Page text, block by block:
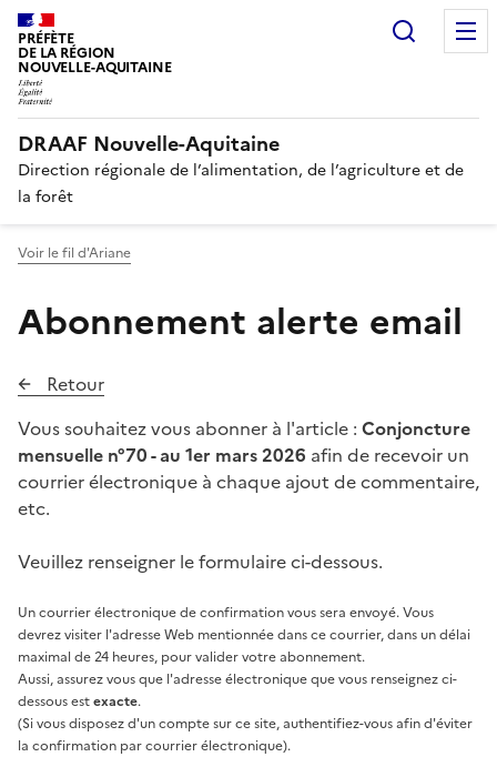
PRÉFÈTE
DE LA RÉGION
NOUVELLE-AQUITAINE
DRAAF Nouvelle-Aquitaine
Direction régionale de l’alimentation, de l’agriculture et de
la forêt
Voir le fil d'Ariane
Abonnement alerte email
Retour
Vous souhaitez vous abonner à l'article : Conjoncture
mensuelle n°70 - au 1er mars 2026 afin de recevoir un
courrier électronique à chaque ajout de commentaire,
etc.
Veuillez renseigner le formulaire ci-dessous.
Un courrier électronique de confirmation vous sera envoyé. Vous
devrez visiter l'adresse Web mentionnée dans ce courrier, dans un délai
maximal de 24 heures, pour valider votre abonnement.
Aussi, assurez vous que l'adresse électronique que vous renseignez ci-
dessous estexacte.
(Si vous disposez d'un compte sur ce site, authentifiez-vous afin d'éviter
la confirmation par courrier électronique).